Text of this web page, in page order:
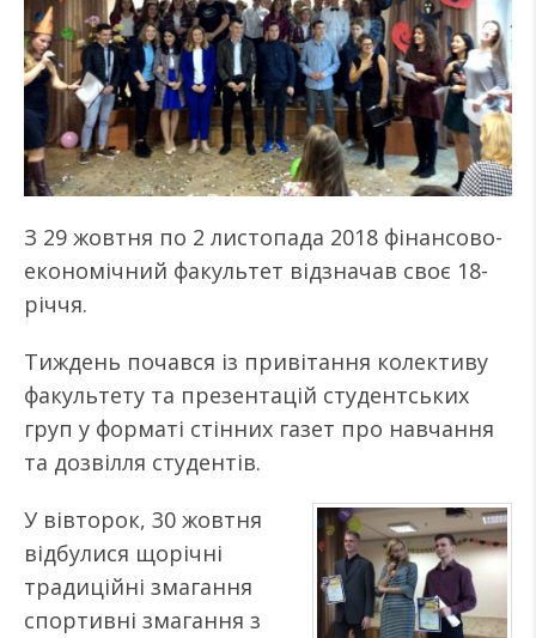
З 29 жовтня по 2 листопада 2018 фінансово-
економічний факультет відзначав своє 18-
річчя.
Тиждень почався із привітання колективу
факультету та презентацій студентських
груп у форматі стінних газет про навчання
та дозвілля студентів.
У вівторок, 30 жовтня
відбулися щорічні
традиційні змагання
спортивні змагання з